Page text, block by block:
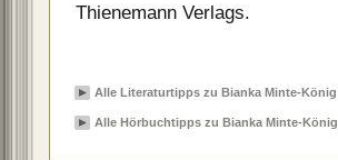
Thienemann Verlags.
Alle Literaturtipps zu Bianka Minte-König
Alle Hörbuchtipps zu Bianka Minte-König